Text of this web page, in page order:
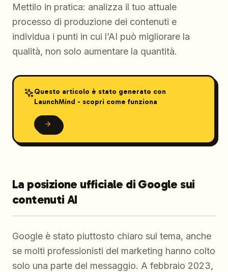
Mettilo in pratica: analizza il tuo attuale
processo di produzione dei contenuti e
individua i punti in cui l’AI può migliorare la
qualità, non solo aumentare la quantità.
Questo articolo è stato generato con
LaunchMind - scopri come funziona
La posizione ufficiale di Google sui
contenuti AI
Google è stato piuttosto chiaro sul tema, anche
se molti professionisti del marketing hanno colto
solo una parte del messaggio. A febbraio 2023,